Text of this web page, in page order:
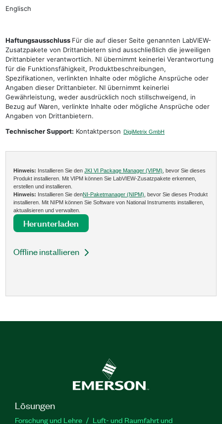
Englisch
Haftungsausschluss Für die auf dieser Seite genannten LabVIEW-
Zusatzpakete von Drittanbietern sind ausschließlich die jeweiligen
Drittanbieter verantwortlich. NI übernimmt keinerlei Verantwortung
für die Funktionsfähigkeit, Produktbeschreibungen,
Spezifikationen, verlinkten Inhalte oder mögliche Ansprüche oder
Angaben dieser Drittanbieter. NI übernimmt keinerlei
Gewährleistung, weder ausdrücklich noch stillschweigend, in
Bezug auf Waren, verlinkte Inhalte oder mögliche Ansprüche oder
Angaben von Drittanbietern.
Technischer Support: Kontaktperson DigiMetrix GmbH
Hinweis: Installieren Sie denJKI VI Package Manager (VIPM) , bevor Sie dieses
Produkt installieren. Mit VIPM können Sie LabVIEW-Zusatzpakete erkennen,
erstellen und installieren.
Hinweis: Installieren Sie denNI-Paketmanager (NIPM) , bevor Sie dieses Produkt
installieren. Mit NIPM können Sie Software von National Instruments installieren,
aktualisieren und verwalten.
Herunterladen
Offline installieren
Lösungen
Forschung und Lehre
Luft- und Raumfahrt und